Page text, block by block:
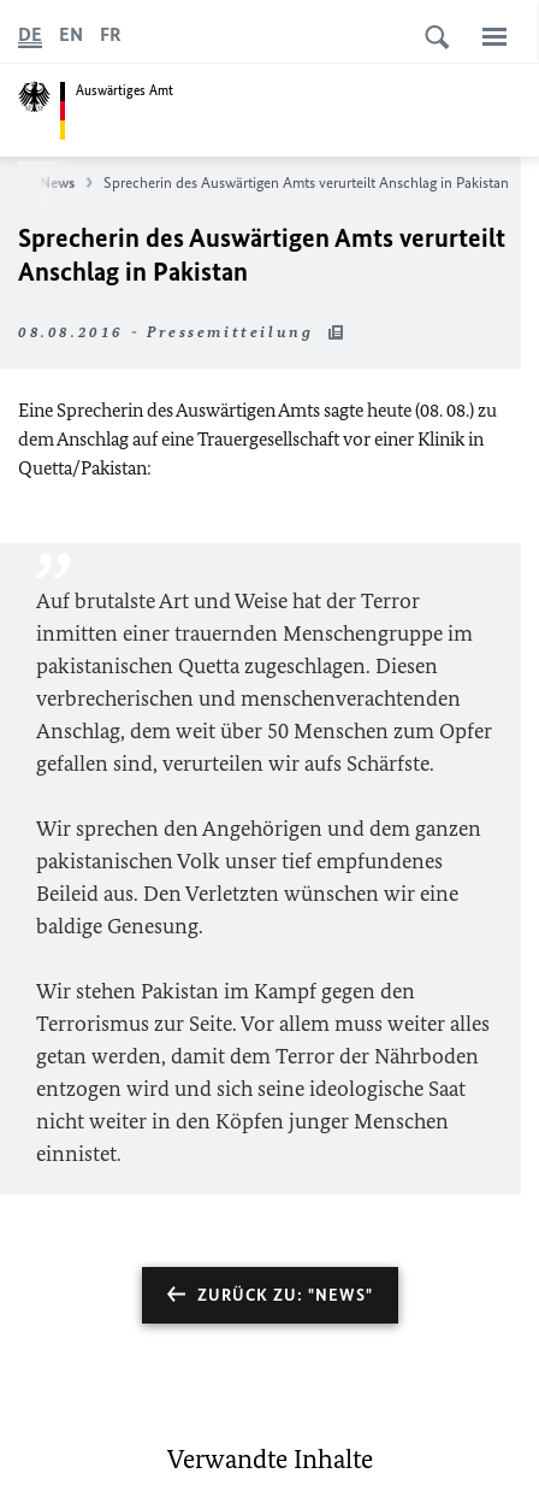
Auswärtiges Amt
DE EN FR
News Sprecherin des Auswärtigen Amts verurteilt Anschlag in Pakistan
Sprecherin des Auswärtigen Amts verurteilt
Anschlag in Pakistan
08.08.2016 - Pressemitteilung
Eine Sprecherin des Auswärtigen Amts sagte heute (08. 08.) zu
dem Anschlag auf eine Trauergesellschaft vor einer Klinik in
Quetta/Pakistan:
Auf brutalste Art und Weise hat der Terror
inmitten einer trauernden Menschengruppe im
pakistanischen Quetta zugeschlagen. Diesen
verbrecherischen und menschenverachtenden
Anschlag, dem weit über 50 Menschen zum Opfer
gefallen sind, verurteilen wir aufs Schärfste.
Wir sprechen den Angehörigen und dem ganzen
pakistanischen Volk unser tief empfundenes
Beileid aus. Den Verletzten wünschen wir eine
baldige Genesung.
Wir stehen Pakistan im Kampf gegen den
Terrorismus zur Seite. Vor allem muss weiter alles
getan werden, damit dem Terror der Nährboden
entzogen wird und sich seine ideologische Saat
nicht weiter in den Köpfen junger Menschen
einnistet.
ZURÜCK ZU: "NEWS"
Verwandte Inhalte